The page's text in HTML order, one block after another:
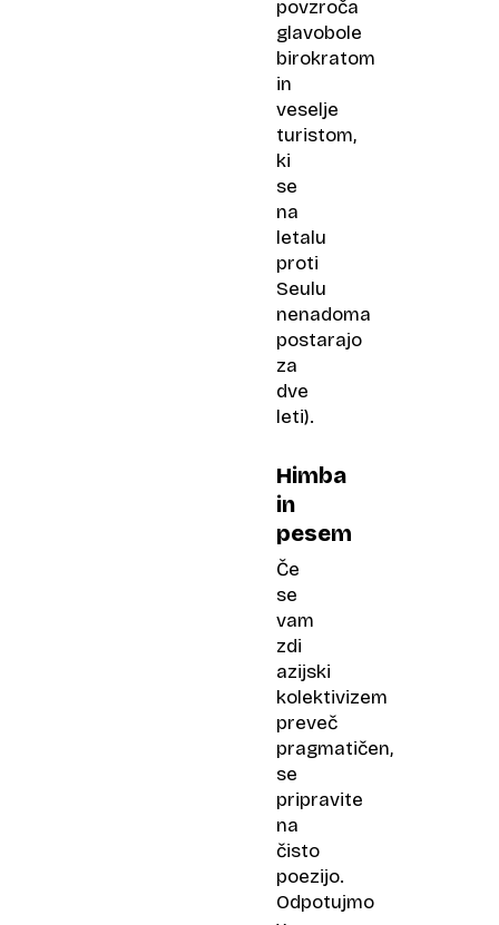
povzroča
glavobole
birokratom
in
veselje
turistom,
ki
se
na
letalu
proti
Seulu
nenadoma
postarajo
za
dve
leti).
Himba
in
pesem
Če
se
vam
zdi
azijski
kolektivizem
preveč
pragmatičen,
se
pripravite
na
čisto
poezijo.
Odpotujmo